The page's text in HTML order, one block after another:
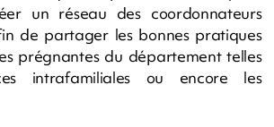
un réseau des coordonnateurs
de partager les bonnes pratiques
prégnantes du département telles
intrafamiliales ou encore les